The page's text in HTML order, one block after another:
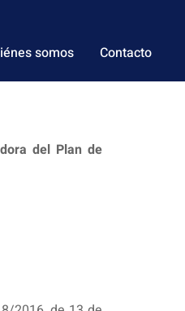
somos Contacto
del Plan de